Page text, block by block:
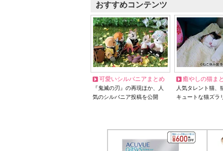
おすすめコンテンツ
可愛いシルバニアまとめ
『鬼滅の刃』の再現ほか、人
気のシルバニア投稿を公開
癒やしの猫ま
人気タレント猫
キュートな猫ズラ